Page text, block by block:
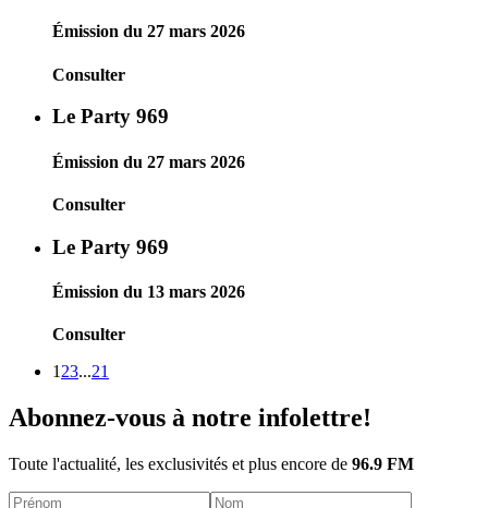
Émission du 27 mars 2026
Consulter
Le Party 969
Émission du 27 mars 2026
Consulter
Le Party 969
Émission du 13 mars 2026
Consulter
1 23...21
Abonnez-vous à notre infolettre!
Toute l'actualité, les exclusivités et plus encore de 96.9 FM